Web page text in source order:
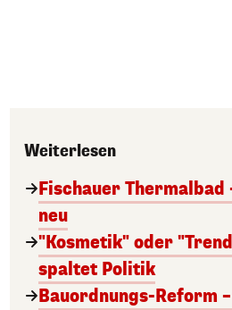
Weiterlesen
Fischauer
neu
"Kosmetik" oder
spaltet Politik
Bauordnungs-Reform